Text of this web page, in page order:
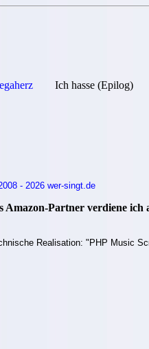
Ich hasse (Epilog)
- 2026 wer-singt.de
Amazon-Partner verdiene
Realisation: "PHP Music